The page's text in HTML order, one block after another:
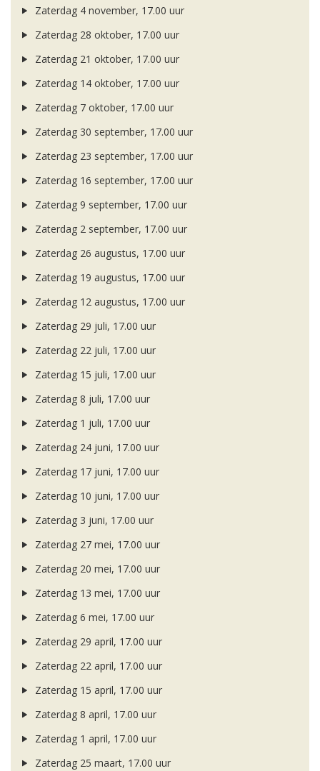
Zaterdag 4 november, 17.00 uur
Zaterdag 28 oktober, 17.00 uur
Zaterdag 21 oktober, 17.00 uur
Zaterdag 14 oktober, 17.00 uur
Zaterdag 7 oktober, 17.00 uur
Zaterdag 30 september, 17.00 uur
Zaterdag 23 september, 17.00 uur
Zaterdag 16 september, 17.00 uur
Zaterdag 9 september, 17.00 uur
Zaterdag 2 september, 17.00 uur
Zaterdag 26 augustus, 17.00 uur
Zaterdag 19 augustus, 17.00 uur
Zaterdag 12 augustus, 17.00 uur
Zaterdag 29 juli, 17.00 uur
Zaterdag 22 juli, 17.00 uur
Zaterdag 15 juli, 17.00 uur
Zaterdag 8 juli, 17.00 uur
Zaterdag 1 juli, 17.00 uur
Zaterdag 24 juni, 17.00 uur
Zaterdag 17 juni, 17.00 uur
Zaterdag 10 juni, 17.00 uur
Zaterdag 3 juni, 17.00 uur
Zaterdag 27 mei, 17.00 uur
Zaterdag 20 mei, 17.00 uur
Zaterdag 13 mei, 17.00 uur
Zaterdag 6 mei, 17.00 uur
Zaterdag 29 april, 17.00 uur
Zaterdag 22 april, 17.00 uur
Zaterdag 15 april, 17.00 uur
Zaterdag 8 april, 17.00 uur
Zaterdag 1 april, 17.00 uur
Zaterdag 25 maart, 17.00 uur